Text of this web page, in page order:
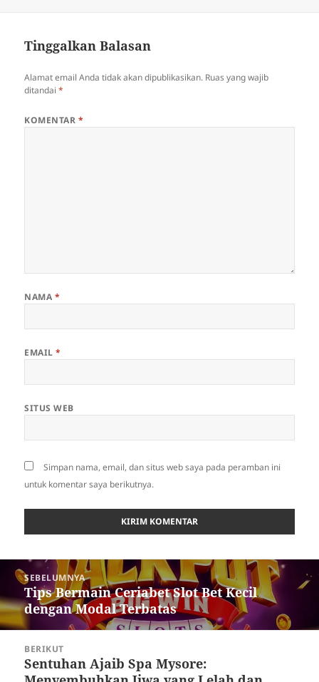
Tinggalkan Balasan
Alamat email Anda tidak akan dipublikasikan. Ruas yang wajib
ditandai*
KOMENTAR *
NAMA *
EMAIL*
SITUS WEB
Simpan nama, email, dan situs web saya pada peramban ini
untuk komentar saya berikutnya.
Navigasi
pos SEBELUMNYA
Pos
sebelumnya:
Tips Bermain Ceriabet Slot Bet Kecil
dengan Modal Terbatas
BERIKUT
Pos
Sentuhan Ajaib Spa Mysore: